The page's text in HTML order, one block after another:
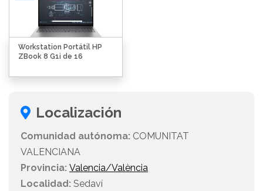
Workstation Portátil HP
ZBook 8 G1i de 16
Localización
Comunidad autónoma: COMUNITAT
VALENCIANA
Provincia: Valencia/València
Localidad: Sedaví